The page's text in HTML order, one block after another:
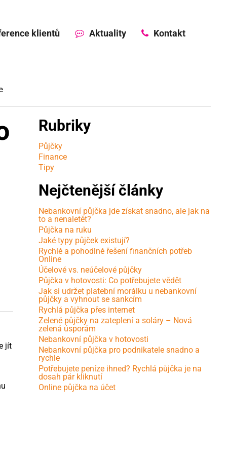
klientů Aktuality Kontakt
jít
Rubriky
Půjčky
Finance
Tipy
Nejčtenější články
Nebankovní půjčka jde získat snadno, ale jak na
to a nenaletět?
Půjčka na ruku
Jaké typy půjček existují?
Rychlé a pohodlné řešení finančních potřeb
Online
Účelové vs. neúčelové půjčky
Půjčka v hotovosti: Co potřebujete vědět
Jak si udržet platební morálku u nebankovní
půjčky a vyhnout se sankcím
Rychlá půjčka přes internet
Zelené půjčky na zateplení a soláry – Nová
zelená úsporám
Nebankovní půjčka v hotovosti
Nebankovní půjčka pro podnikatele snadno a
rychle
Potřebujete peníze ihned? Rychlá půjčka je na
dosah pár kliknutí
Online půjčka na účet